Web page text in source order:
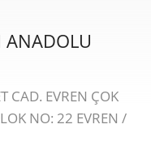
ANADOLU
CAD. EVREN ÇOK
NO: 22 EVREN /